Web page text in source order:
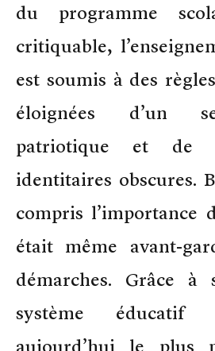
du programme
critiquable,
est soumis à des
éloignées d’un
patriotique et de
identitaires obscures.
compris l’importance
était même avant-
démarches. Grâce
système éducatif
aujourd’hui le plus